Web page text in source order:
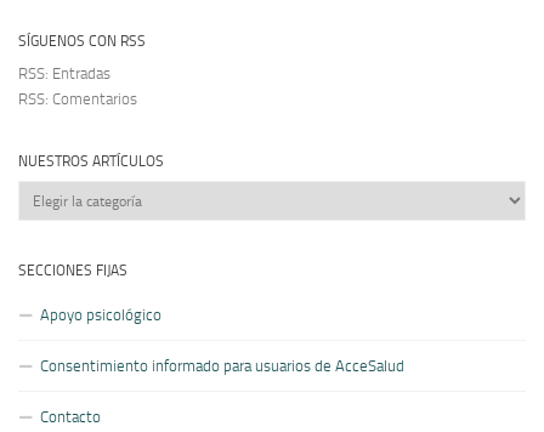
SÍGUENOS CON RSS
RSS: Entradas
RSS: Comentarios
NUESTROS ARTÍCULOS
Nuestros
artículos
SECCIONES FIJAS
Apoyo psicológico
Consentimiento informado para usuarios de AcceSalud
Contacto